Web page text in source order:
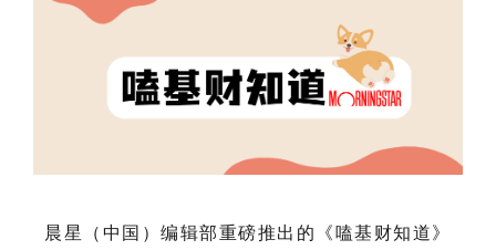
晨星（中国）编辑部重磅推出的《嗑基财知道》